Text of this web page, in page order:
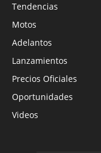
Tendencias
Motos
Adelantos
Lanzamientos
Precios Oficiales
Oportunidades
Videos